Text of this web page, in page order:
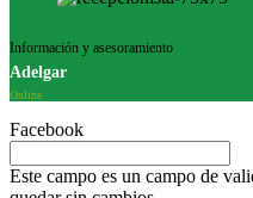
Información y asesoramiento
Adelgar
Online
Facebook
Este campo es un campo de